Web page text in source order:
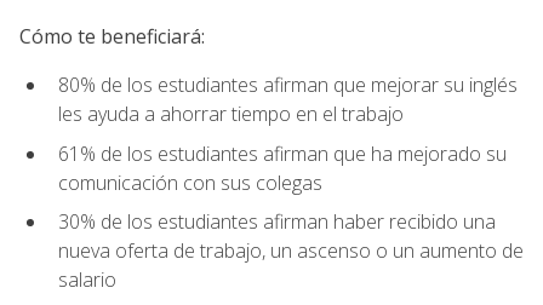
Cómo te beneficiará:
80% de los estudiantes afirman que mejorar su inglés
les ayuda a ahorrar tiempo en el trabajo
61% de los estudiantes afirman que ha mejorado su
comunicación con sus colegas
30% de los estudiantes afirman haber recibido una
nueva oferta de trabajo, un ascenso o un aumento de
salario